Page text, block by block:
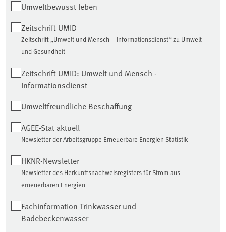
Umweltbewusst leben
Zeitschrift UMID
Zeitschrift „Umwelt und Mensch – Informationsdienst“ zu Umwelt
und Gesundheit
Zeitschrift UMID: Umwelt und Mensch -
Informationsdienst
Umweltfreundliche Beschaffung
AGEE-Stat aktuell
Newsletter der Arbeitsgruppe Erneuerbare Energien-Statistik
HKNR-Newsletter
Newsletter des Herkunftsnachweisregisters für Strom aus
erneuerbaren Energien
Fachinformation Trinkwasser und
Badebeckenwasser